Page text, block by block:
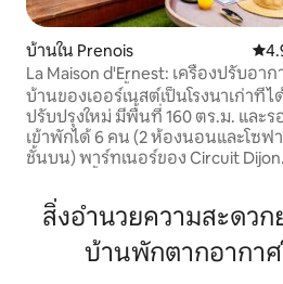
บ้านใน Prenois คะแ
La Maison d'Ernest: เครื่องปรับอา
ทัวร์/สระว่ายน้ำ
บ้านของเออร์เนสต์เป็นโรงนาเก่าที่ไ
ปรับปรุงใหม่ มีพื้นที่ 160 ตร.ม. และร
เข้าพักได้ 6 คน (2 ห้องนอนและโซฟ
ชั้นบน) พาร์ทเนอร์ของ Circuit Dijon
นาทีบ้านหลังนี้เป็นสถานที่ที่เหมาะส
การชาร์จแบตเตอรี่สำหรับครอบครั
กลุ่มเพื่อน ทัวร์ปิดตั้งแต่เดือนพฤศ
ถึงมีนาคม N +1 ระเบียงพร้อมสระว่ายน้ำ
สิ่งอำนวยความสะดว
บ้านพักตากอากาศ